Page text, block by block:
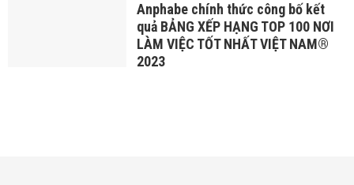
Anphabe chính thức công bố kết
quả BẢNG XẾP HẠNG TOP 100 NƠI
LÀM VIỆC TỐT NHẤT VIỆT NAM®
2023